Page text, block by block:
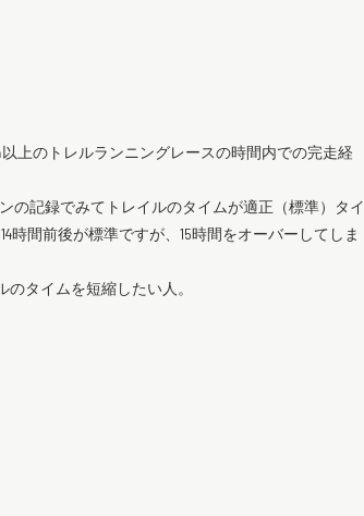
上のトレルランニングレースの時間内での完走経
の記録でみてトレイルのタイムが適正（標準）タイ
時間前後が標準ですが、15時間をオーバーしてしま
タイムを短縮したい人。